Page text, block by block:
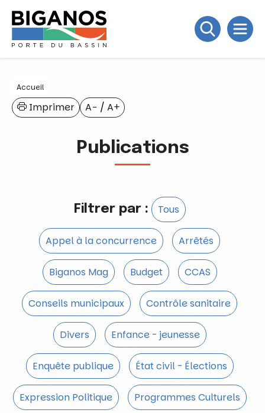
Accueil
A− / A+
Imprimer
Publications
Filtrer par : Tous
Appel à la concurrence Arrêtés
Biganos Mag Budget CCAS
Conseils municipaux Contrôle sanitaire
Divers Enfance - jeunesse
Enquête publique État civil - Élections
Expression Politique Programmes Culturels